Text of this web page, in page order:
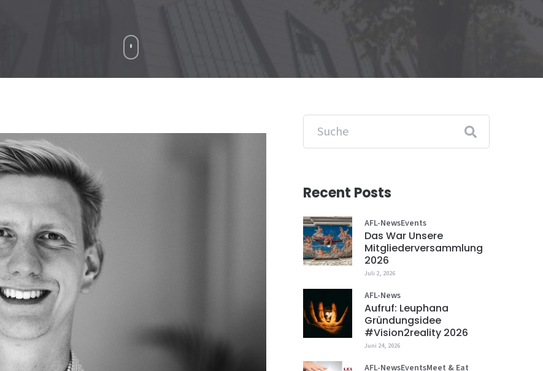
Recent Posts
AFL-NewsEvents
Das War Unsere
Mitgliederversammlung
2026
Juli 2, 2026
AFL-News
Aufruf: Leuphana
Gründungsidee
#vision2reality 2026
Juni 24, 2026
AFL-NewsEventsMeet & Eat